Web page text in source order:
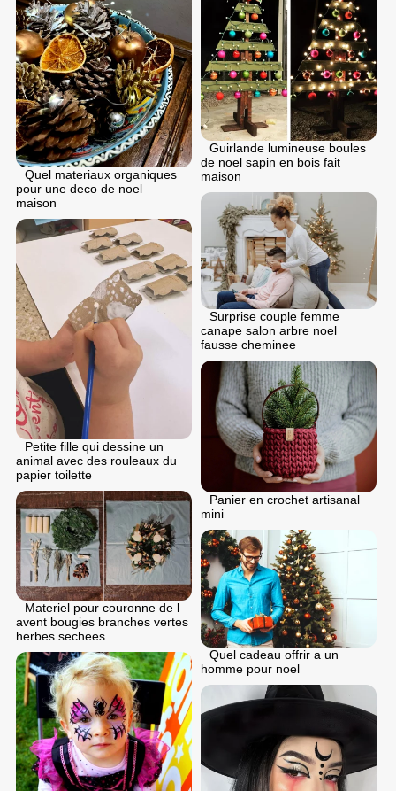
Guirlande lumineuse boules
de noel sapin en bois fait
maison
Quel materiaux organiques
pour une deco de noel
maison
Surprise couple femme
canape salon arbre noel
fausse cheminee
Petite fille qui dessine un
animal avec des rouleaux du
papier toilette
Panier en crochet artisanal
mini
Materiel pour couronne de l
avent bougies branches vertes
herbes sechees
Quel cadeau offrir a un
homme pour noel